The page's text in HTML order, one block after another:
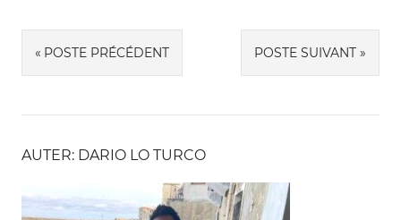
Navigation
de
l’article
POSTE PRÉCÉDENT POSTE SUIVANT
AUTER: DARIO LO TURCO